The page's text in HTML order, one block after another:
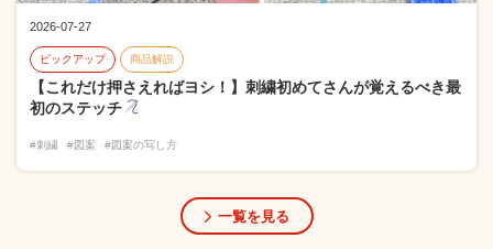
2026-07-27
ピックアップ 商品解説
【これだけ押さえればヨシ！】刺繍初めてさんが覚えるべき最
初のステッチ
#刺繍 #図案 #図案の写し方
一覧を見る